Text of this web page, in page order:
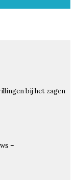
bij het zagen
–